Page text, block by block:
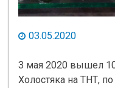
03.05.2020
3 мая 2020 вышел
Холостяка на ТНТ,